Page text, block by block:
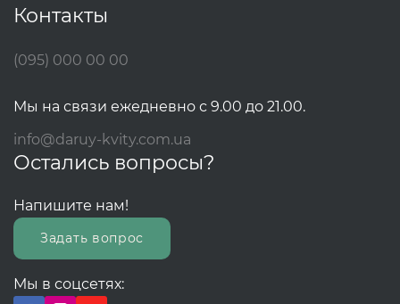
Контакты
(095) 000 00 00
Мы на связи ежедневно с 9.00 до 21.00.
info@daruy-kvity.com.ua
Остались вопросы?
Напишите нам!
Задать вопрос
Мы в соцсетях: